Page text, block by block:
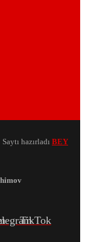
hazırladı BEY
TikTok